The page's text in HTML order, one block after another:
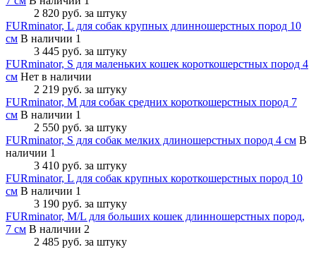
2 820 руб. за штуку
FURminator, L для собак крупных длинношерстных пород 10
см В наличии 1
3 445 руб. за штуку
FURminator, S для маленьких кошек короткошерстных пород 4
см Нет в наличии
2 219 руб. за штуку
FURminator, M для собак средних короткошерстных пород 7
см В наличии 1
2 550 руб. за штуку
FURminator, S для собак мелких длиношерстных пород 4 см В
наличии 1
3 410 руб. за штуку
FURminator, L для собак крупных короткошерстных пород 10
см В наличии 1
3 190 руб. за штуку
FURminator, M/L для больших кошек длинношерстных пород,
7 см В наличии 2
2 485 руб. за штуку